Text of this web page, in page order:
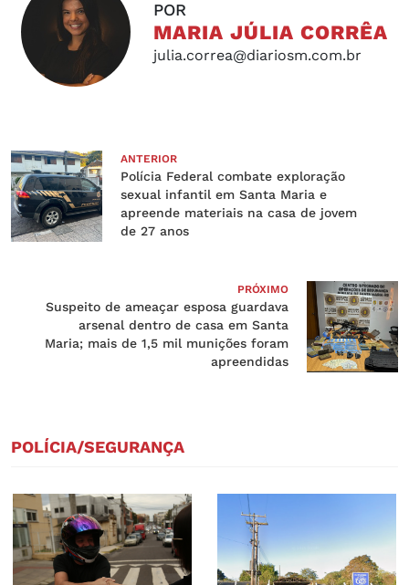
POR
MARIA JÚLIA CORRÊA
julia.correa@diariosm.com.br
ANTERIOR
Polícia Federal combate exploração
sexual infantil em Santa Maria e
apreende materiais na casa de jovem
de 27 anos
PRÓXIMO
Suspeito de ameaçar esposa guardava
arsenal dentro de casa em Santa
Maria; mais de 1,5 mil munições foram
apreendidas
POLÍCIA/SEGURANÇA